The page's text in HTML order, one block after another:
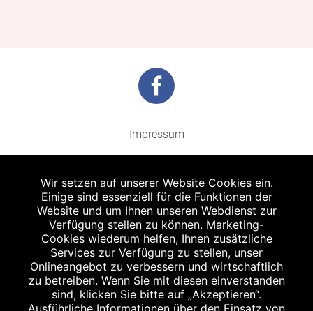
Impressum
Datenschutz
Kontakt
Bildnachweis
Wir setzen auf unserer Website Cookies ein.
Einige sind essenziell für die Funktionen der
Website und um Ihnen unseren Webdienst zur
Verfügung stellen zu können. Marketing-
Cookies wiederum helfen, Ihnen zusätzliche
Services zur Verfügung zu stellen, unser
Onlineangebot zu verbessern und wirtschaftlich
zu betreiben. Wenn Sie mit diesen einverstanden
sind, klicken Sie bitte auf „Akzeptieren“.
Ausführliche Informationen über den Einsatz von